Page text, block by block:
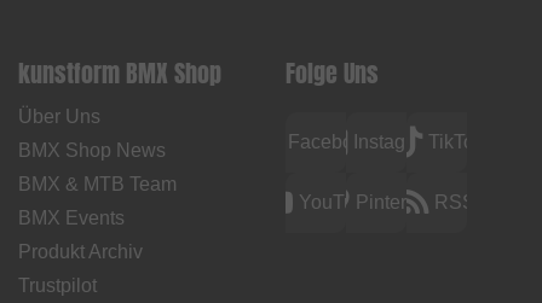
kunstform BMX Shop
Über Uns
BMX Shop News
BMX & MTB Team
BMX Events
Produkt Archiv
Trustpilot
Folge Uns
FacebookInstagramTikTok
YouTubePinterest RSS